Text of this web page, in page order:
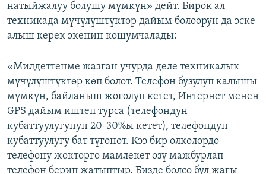
натыйжалуу болушу мүмкүн» дейт. Бирок ал
техникада мүчүлүштүктөр дайым болоорун да эске
алыш керек экенин кошумчалады:
«Милдеттенме жазган учурда деле техникалык
мүчүлүштүктөр көп болот. Телефон бузулуп калышы
мүмкүн, байланыш жоголуп кетет, Интернет менен
GPS дайым иштеп турса (телефондун
кубаттуулугунун 20-30%ы кетет), телефондун
кубаттуулугу бат түгөнөт. Кээ бир өлкөлөрдө
телефону жокторго мамлекет өзү мажбурлап
телефон берип жатыптыр. Бизде болсо бул жагы